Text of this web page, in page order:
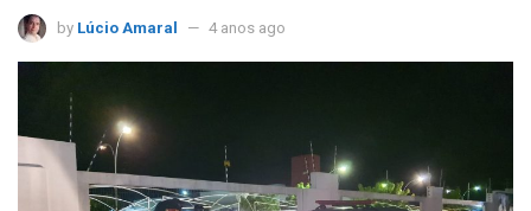
by Lúcio Amaral 4 anos ago